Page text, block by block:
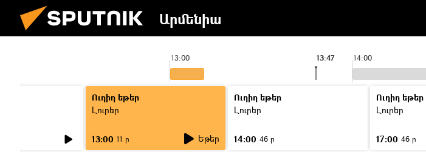
Արմենիա
13:00 14:00
13:47
Ուղիղ եթեր
Լուրեր
13:00 11 ր Եթեր
Ուղիղ եթեր
Լուրեր
14:00 46 ր
Ուղիղ եթեր
Լուրեր
17:00 46 ր